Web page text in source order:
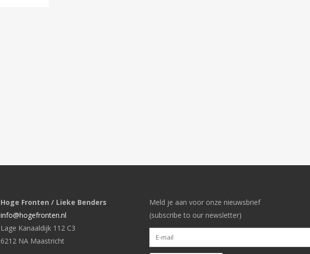
Hoge Fronten / Lieke Benders
info@hogefronten.nl
Lage Kanaaldijk 112 C3
6212 NA Maastricht
Meld je aan voor onze nieuwsbrief
(subscribe to our newsletter)